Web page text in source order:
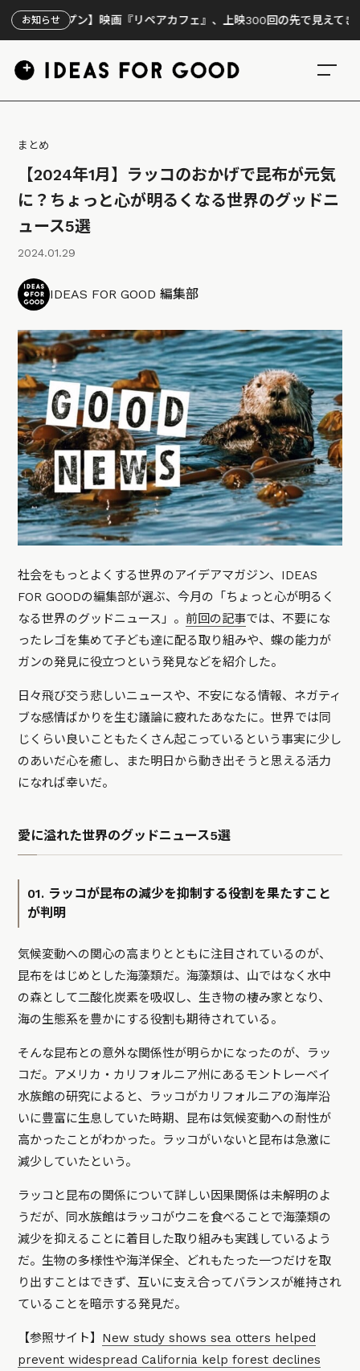
お知らせ
ン】映画『リペアカフェ』、上映300回の先で見えてきたこと
まとめ
【2024年1月】ラッコのおかげで昆布が元気
に？ちょっと心が明るくなる世界のグッドニ
ュース5選
2024.01.29
IDEAS FOR GOOD 編集部
社会をもっとよくする世界のアイデアマガジン、IDEAS
FOR GOODの編集部が選ぶ、今月の「ちょっと心が明るく
なる世界のグッドニュース」。前回の記事では、不要にな
ったレゴを集めて子ども達に配る取り組みや、蝶の能力が
ガンの発見に役立つという発見などを紹介した。
日々飛び交う悲しいニュースや、不安になる情報、ネガティ
ブな感情ばかりを生む議論に疲れたあなたに。世界では同
じくらい良いこともたくさん起こっているという事実に少し
のあいだ心を癒し、また明日から動き出そうと思える活力
になれば幸いだ。
愛に溢れた世界のグッドニュース5選
01. ラッコが昆布の減少を抑制する役割を果たすこと
が判明
気候変動への関心の高まりとともに注目されているのが、
昆布をはじめとした海藻類だ。海藻類は、山ではなく水中
の森として二酸化炭素を吸収し、生き物の棲み家となり、
海の生態系を豊かにする役割も期待されている。
そんな昆布との意外な関係性が明らかになったのが、ラッ
コだ。アメリカ・カリフォルニア州にあるモントレーベイ
水族館の研究によると、ラッコがカリフォルニアの海岸沿
いに豊富に生息していた時期、昆布は気候変動への耐性が
高かったことがわかった。ラッコがいないと昆布は急激に
減少していたという。
ラッコと昆布の関係について詳しい因果関係は未解明のよ
うだが、同水族館はラッコがウニを食べることで海藻類の
減少を抑えることに着目した取り組みも実践しているよう
だ。生物の多様性や海洋保全、どれもたった一つだけを取
り出すことはできず、互いに支え合ってバランスが維持され
ていることを暗示する発見だ。
【参照サイト】 New study shows sea otters helped
prevent widespread California kelp forest declines